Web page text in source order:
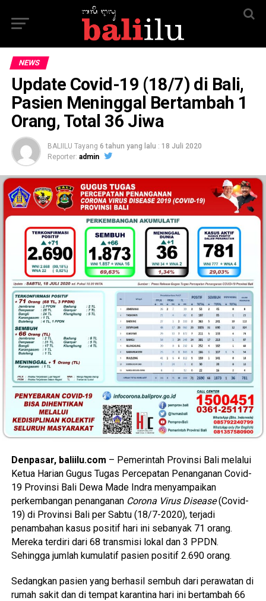
NEWS
Update Covid-19 (18/7) di Bali,
Pasien Meninggal Bertambah 1
Orang, Total 36 Jiwa
BALIILU Tayang 6 tahun yang lalu : 18 Juli 2020
Reporter: admin
Denpasar, baliilu.com – Pemerintah Provinsi Bali melalui
Ketua Harian Gugus Tugas Percepatan Penanganan Covid-
19 Provinsi Bali Dewa Made Indra menyampaikan
perkembangan penanganan Corona Virus Disease(Covid-
19) di Provinsi Bali per Sabtu (18/7-2020), terjadi
penambahan kasus positif hari ini sebanyak 71 orang.
Mereka terdiri dari 68 transmisi lokal dan 3 PPDN.
Sehingga jumlah kumulatif pasien positif 2.690 orang.
Sedangkan pasien yang berhasil sembuh dari perawatan di
rumah sakit dan di tempat karantina hari ini bertambah 66